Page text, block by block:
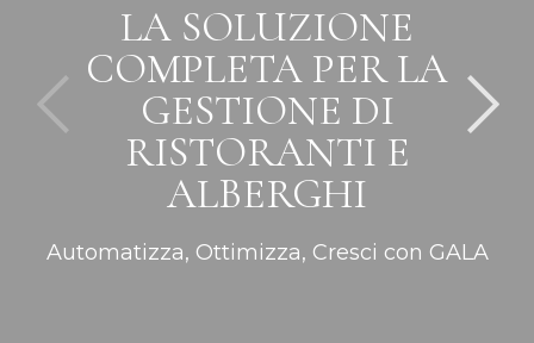
LA SOLUZIONE
COMPLETA PER LA
GESTIONE DI
RISTORANTI E
ALBERGHI
Automatizza, Ottimizza, Cresci con GALA